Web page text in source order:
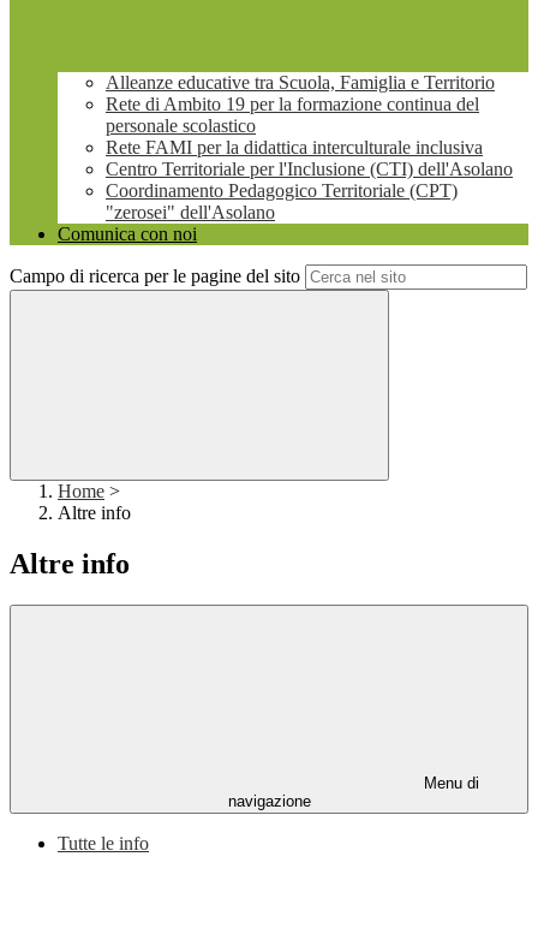
Alleanze educative tra Scuola, Famiglia e Territorio
Rete di Ambito 19 per la formazione continua del
personale scolastico
Rete FAMI per la didattica interculturale inclusiva
Centro Territoriale per l'Inclusione (CTI) dell'Asolano
Coordinamento Pedagogico Territoriale (CPT)
"zerosei" dell'Asolano
Comunica con noi
Campo di ricerca per le pagine del sito
Home >
Altre info
Altre info
Menu di
navigazione
Tutte le info